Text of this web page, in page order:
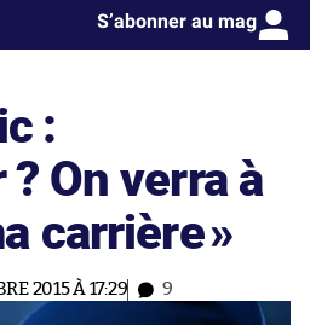
S’abonner au mag
:
On verra à
carrière»
2015 À 17:29 9